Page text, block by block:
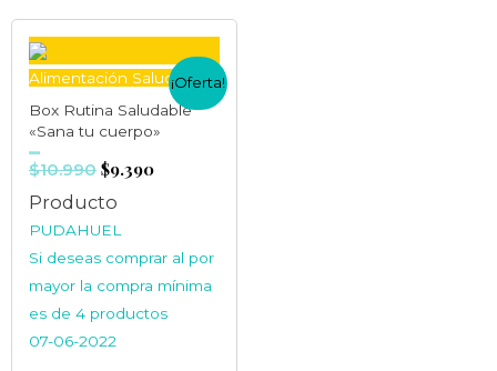
¡Oferta!
Alimentación Saludable
Box Rutina Saludable
«Sana tu cuerpo»
Valorado
en
0$10.990 $9.390
Producto
PUDAHUEL
Si deseas comprar al por
mayor la compra mínima
es de 4 productos
07-06-2022